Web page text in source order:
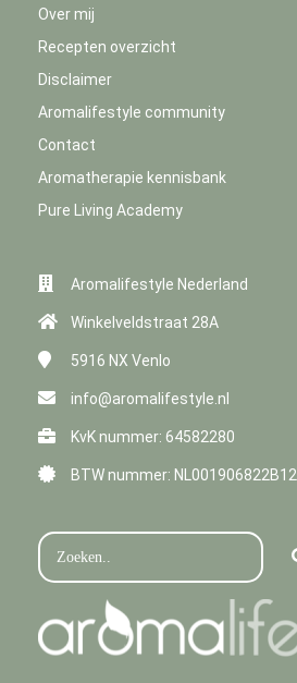
Over mij
Recepten overzicht
Disclaimer
Aromalifestyle community
Contact
Aromatherapie kennisbank
Pure Living Academy
Aromalifestyle Nederland
Winkelveldstraat 28A
5916 NX Venlo
info@aromalifestyle.nl
KvK nummer: 64582280
BTW nummer: NL001906822B12